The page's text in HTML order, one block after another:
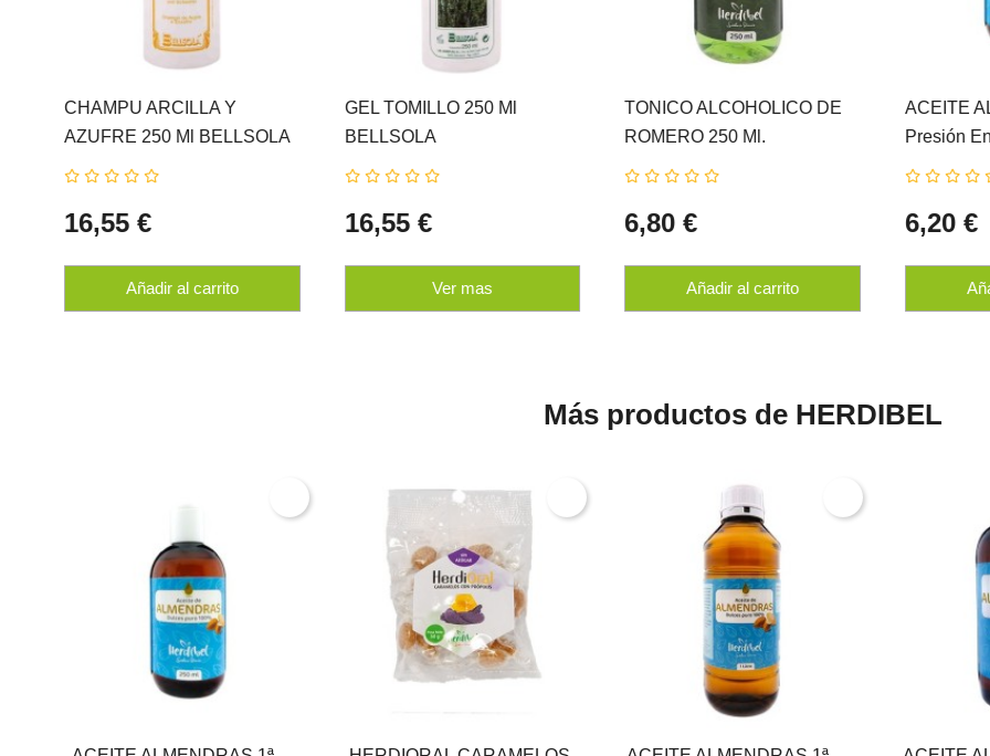
CHAMPU ARCILLA Y
AZUFRE 250 Ml BELLSOLA
16,55 €
Añadir al carrito
GEL TOMILLO 250 Ml
BELLSOLA
16,55 €
Ver mas
TONICO ALCOHOLICO DE
ROMERO 250 Ml.
HERDIBEL
6,80 €
Añadir al carrito
ACEITE
Presión
6,20 €
Más productos de HERDIBEL